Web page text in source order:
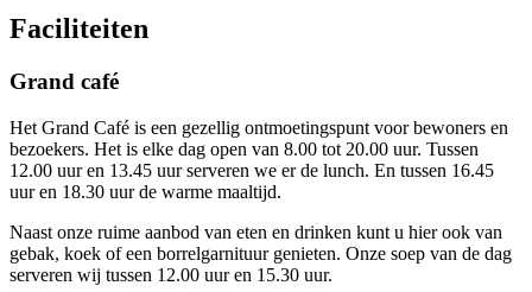
Faciliteiten
Grand café
Het Grand Café is een gezellig ontmoetingspunt voor bewoners en
bezoekers. Het is elke dag open van 8.00 tot 20.00 uur. Tussen
12.00 uur en 13.45 uur serveren we er de lunch. En tussen 16.45
uur en 18.30 uur de warme maaltijd.
Naast onze ruime aanbod van eten en drinken kunt u hier ook van
gebak, koek of een borrelgarnituur genieten. Onze soep van de dag
serveren wij tussen 12.00 uur en 15.30 uur.